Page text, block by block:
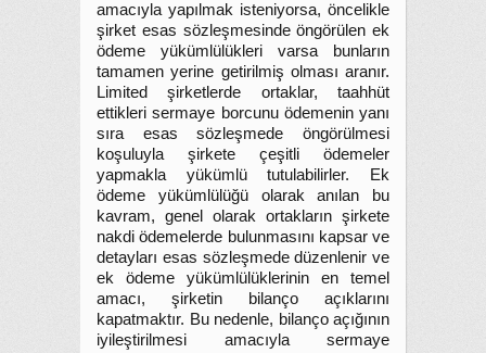
amacıyla yapılmak isteniyorsa, öncelikle
şirket esas sözleşmesinde öngörülen ek
ödeme yükümlülükleri varsa bunların
tamamen yerine getirilmiş olması aranır.
Limited şirketlerde ortaklar, taahhüt
ettikleri sermaye borcunu ödemenin yanı
sıra esas sözleşmede öngörülmesi
koşuluyla şirkete çeşitli ödemeler
yapmakla yükümlü tutulabilirler. Ek
ödeme yükümlülüğü olarak anılan bu
kavram, genel olarak ortakların şirkete
nakdi ödemelerde bulunmasını kapsar ve
detayları esas sözleşmede düzenlenir ve
ek ödeme yükümlülüklerinin en temel
amacı, şirketin bilanço açıklarını
kapatmaktır. Bu nedenle, bilanço açığının
iyileştirilmesi amacıyla sermaye